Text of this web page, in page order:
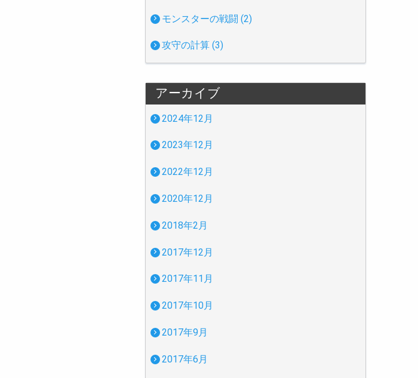
モンスターの戦闘 (2)
攻守の計算 (3)
アーカイブ
2024年12月
2023年12月
2022年12月
2020年12月
2018年2月
2017年12月
2017年11月
2017年10月
2017年9月
2017年6月